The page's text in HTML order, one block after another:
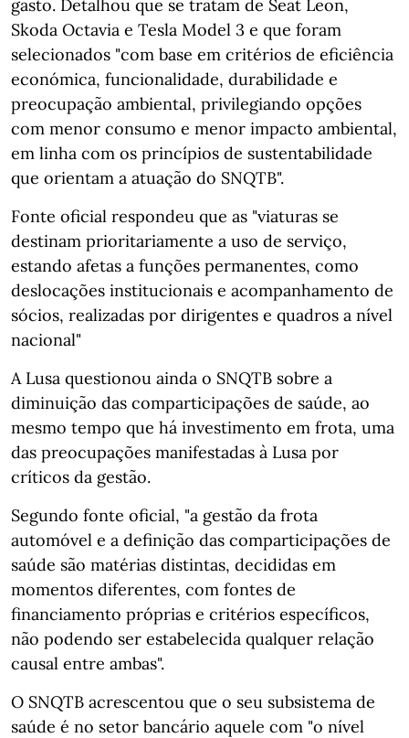
gasto. Detalhou que se tratam de Seat Leon,
Skoda Octavia e Tesla Model 3 e que foram
selecionados "com base em critérios de eficiência
económica, funcionalidade, durabilidade e
preocupação ambiental, privilegiando opções
com menor consumo e menor impacto ambiental,
em linha com os princípios de sustentabilidade
que orientam a atuação do SNQTB".
Fonte oficial respondeu que as "viaturas se
destinam prioritariamente a uso de serviço,
estando afetas a funções permanentes, como
deslocações institucionais e acompanhamento de
sócios, realizadas por dirigentes e quadros a nível
nacional"
A Lusa questionou ainda o SNQTB sobre a
diminuição das comparticipações de saúde, ao
mesmo tempo que há investimento em frota, uma
das preocupações manifestadas à Lusa por
críticos da gestão.
Segundo fonte oficial, "a gestão da frota
automóvel e a definição das comparticipações de
saúde são matérias distintas, decididas em
momentos diferentes, com fontes de
financiamento próprias e critérios específicos,
não podendo ser estabelecida qualquer relação
causal entre ambas".
O SNQTB acrescentou que o seu subsistema de
saúde é no setor bancário aquele com "o nível